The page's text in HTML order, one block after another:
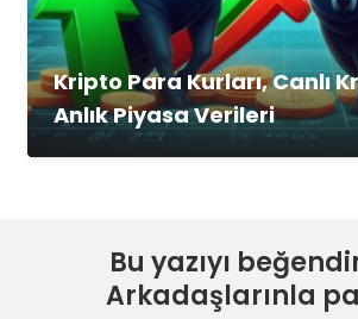
Kripto Para Kurları, Canlı
Anlık Piyasa Verileri
Bu yazıyı
Arkadaşlarınla